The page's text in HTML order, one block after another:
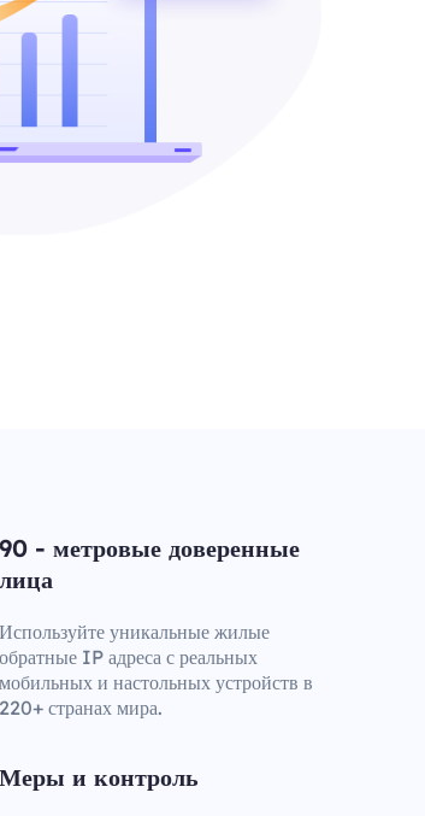
90 - метровые доверенные
лица
Используйте уникальные жилые
обратные IP адреса с реальных
мобильных и настольных устройств в
220+ странах мира.
Меры и контроль